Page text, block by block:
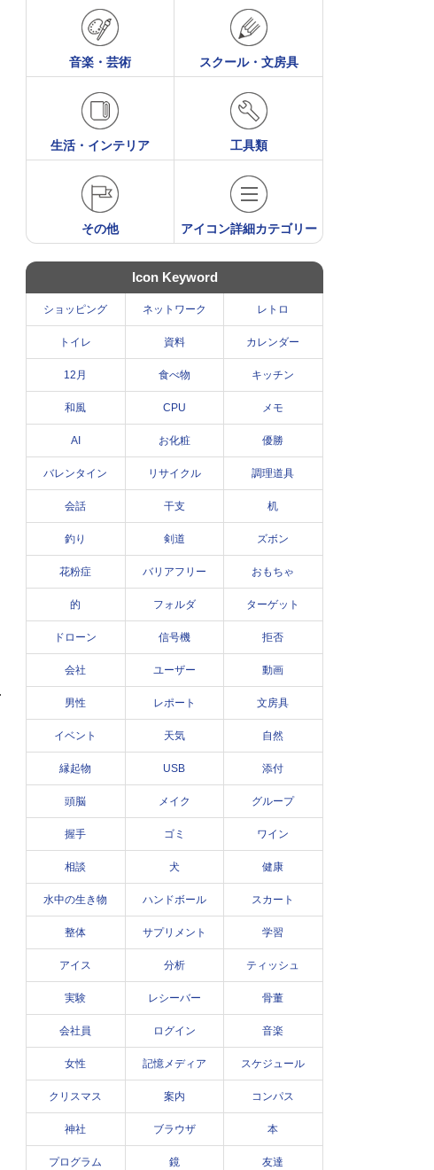
音楽・芸術 スクール・文房具
生活・インテリア 工具類
その他 アイコン詳細カテゴリー
Icon Keyword
ショッピング ネットワーク レトロ
トイレ 資料 カレンダー
12月 食べ物 キッチン
和風 CPU メモ
AI お化粧 優勝
バレンタイン リサイクル 調理道具
会話 干支 机
釣り 剣道 ズボン
花粉症 バリアフリー おもちゃ
的 フォルダ ターゲット
ドローン 信号機 拒否
会社 ユーザー 動画
男性 レポート 文房具
イベント 天気 自然
縁起物 USB 添付
頭脳 メイク グループ
握手 ゴミ ワイン
相談 犬 健康
水中の生き物 ハンドボール スカート
整体 サプリメント 学習
アイス 分析 ティッシュ
実験 レシーバー 骨董
会社員 ログイン 音楽
女性 記憶メディア スケジュール
クリスマス 案内 コンパス
神社 ブラウザ 本
プログラム 鏡 友達